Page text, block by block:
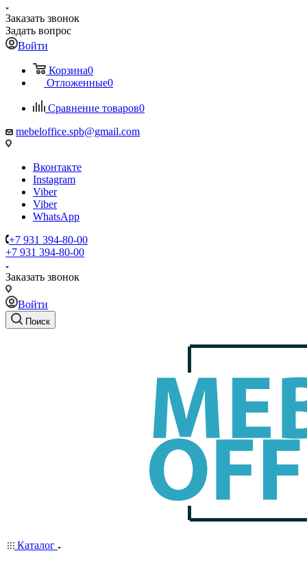
Заказать звонок
Задать вопрос
Войти
Корзина0
Отложенные0
Сравнение товаров0
mebeloffice.spb@gmail.com
Вконтакте
Instagram
Viber
Viber
WhatsApp
+7 931 394-80-00
+7 931 394-80-00
Заказать звонок
Войти
Поиск
Каталог